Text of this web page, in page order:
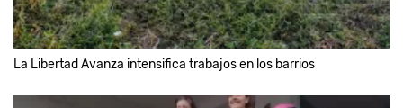
La Libertad Avanza intensifica trabajos en los barrios